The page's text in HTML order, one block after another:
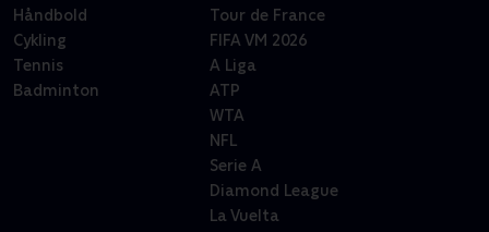
Håndbold
Cykling
Tennis
Badminton
Tour de France
FIFA VM 2026
A Liga
ATP
WTA
NFL
Serie A
Diamond League
La Vuelta